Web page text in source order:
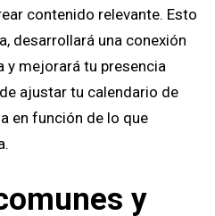
contenido relevante. Esto
desarrollará una conexión
y mejorará tu presencia
ajustar tu calendario de
en función de lo que
y